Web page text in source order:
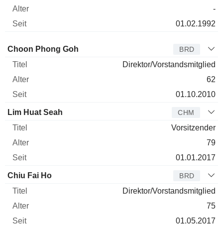
-
01.02.1992
Verwaltungsratsmitglied
Choon Phong Goh BRD
Direktor/Vorstandsmitglied
62
01.10.2010
Lim Huat Seah CHM
Vorsitzender
79
01.01.2017
Chiu Fai Ho BRD
Direktor/Vorstandsmitglied
75
01.05.2017